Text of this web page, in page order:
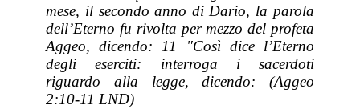
mese, il secondo anno di Dario, la parola
dell’Eterno fu rivolta per mezzo del profeta
Aggeo, dicendo: 11 "Così dice l’Eterno
degli eserciti: interroga i sacerdoti
riguardo alla legge, dicendo: (Aggeo
2:10-11 LND)